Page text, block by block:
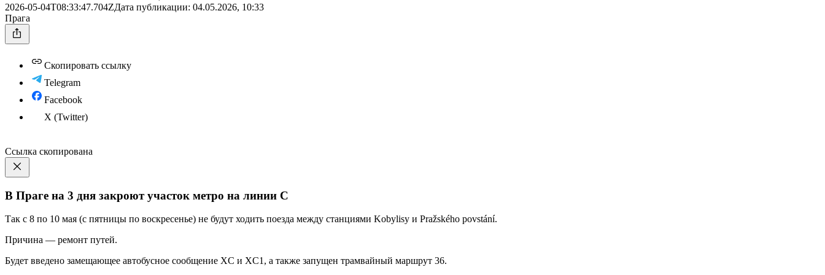
2026-05-04T08:33:47.704ZДата публикации: 04.05.2026, 10:33
Прага
Скопировать ссылку
Telegram
Facebook
X (Twitter)
Ссылка скопирована
В Праге на 3 дня закроют участок метро на линии C
Так с 8 по 10 мая (с пятницы по воскресенье) не будут ходить поезда между станциями Kobylisy и Pražského povstání.
Причина — ремонт путей.
Будет введено замещающее автобусное сообщение XC и XC1, а также запущен трамвайный маршрут 36.